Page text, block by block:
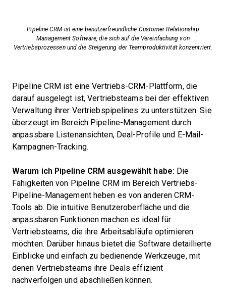
Pipeline CRM ist eine benutzerfreundliche Customer Relationship
Management Software, die sich auf die Vereinfachung von
Vertriebsprozessen und die Steigerung der Teamproduktivität konzentriert.
Pipeline CRM ist eine Vertriebs-CRM-Plattform, die
darauf ausgelegt ist, Vertriebsteams bei der effektiven
Verwaltung ihrer Vertriebspipelines zu unterstützen. Sie
überzeugt im Bereich Pipeline-Management durch
anpassbare Listenansichten, Deal-Profile und E-Mail-
Kampagnen-Tracking.
Warum ich Pipeline CRM ausgewählt habe: Die
Fähigkeiten von Pipeline CRM im Bereich Vertriebs-
Pipeline-Management heben es von anderen CRM-
Tools ab. Die intuitive Benutzeroberfläche und die
anpassbaren Funktionen machen es ideal für
Vertriebsteams, die ihre Arbeitsabläufe optimieren
möchten. Darüber hinaus bietet die Software detaillierte
Einblicke und einfach zu bedienende Werkzeuge, mit
denen Vertriebsteams ihre Deals effizient
nachverfolgen und abschließen können.